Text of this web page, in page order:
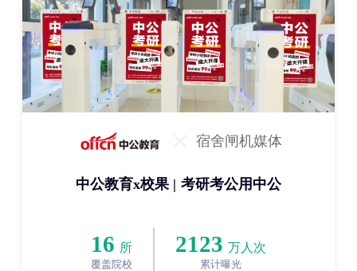
宿舍闸机媒体
中公教育x校果 | 考研考公用中公
16 所
覆盖院校
2123 万人次
累计曝光